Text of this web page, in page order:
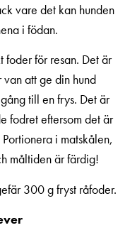
vare det kan hunden
i födan.
foder för resan. Det är
att ge din hund
till en frys. Det är
fodret eftersom det är
i matskålen,
måltiden är färdig!
300 g fryst råfoder.